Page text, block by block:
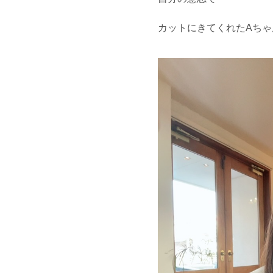
カットにきてくれたAち